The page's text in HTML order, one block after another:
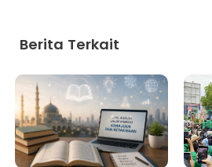
Berita Terkait